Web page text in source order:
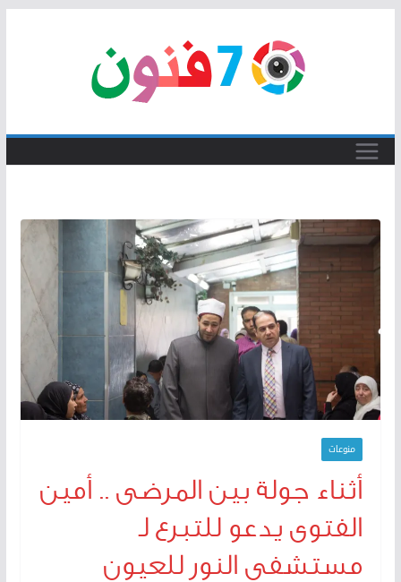
منوعات
أثناء جولة بين المرضى .. أمين
الفتوى يدعو للتبرع لـ
مستشفى النور للعيون